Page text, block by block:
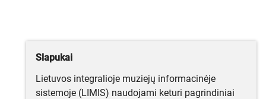
Slapukai
Lietuvos integralioje muziejų informacinėje
sistemoje (LIMIS) naudojami keturi pagrindiniai